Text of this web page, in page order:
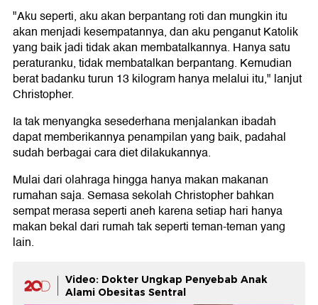
"Aku seperti, aku akan berpantang roti dan mungkin itu
akan menjadi kesempatannya, dan aku penganut Katolik
yang baik jadi tidak akan membatalkannya. Hanya satu
peraturanku, tidak membatalkan berpantang. Kemudian
berat badanku turun 13 kilogram hanya melalui itu," lanjut
Christopher.
Ia tak menyangka sesederhana menjalankan ibadah
dapat memberikannya penampilan yang baik, padahal
sudah berbagai cara diet dilakukannya.
Mulai dari olahraga hingga hanya makan makanan
rumahan saja. Semasa sekolah Christopher bahkan
sempat merasa seperti aneh karena setiap hari hanya
makan bekal dari rumah tak seperti teman-teman yang
lain.
Video: Dokter Ungkap Penyebab Anak
Alami Obesitas Sentral